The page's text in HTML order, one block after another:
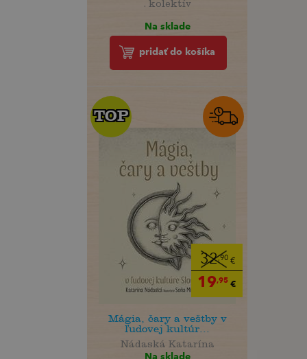
. kolektív
Na sklade
pridať do košíka
32,90€
19,95€
TOP
TOP
Mágia, čary a veštby v
ľudovej kultúr...
Nádaská Katarína
Na sklade